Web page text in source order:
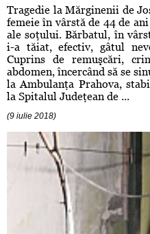
Tragedie la Mărginenii de
femeie în vârstă de 44 de
ale soţului. Bărbatul, în
i-a tăiat, efectiv, gâtul
Cuprins de remuşcări,
abdomen, încercând să se
la Ambulanţa Prahova,
la Spitalul Judeţean de ...
(9 iulie 2018)